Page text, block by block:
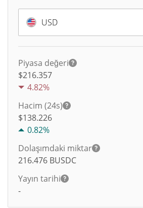
USD
Piyasa değeri
$216.357
4.82%
Hacim (24s)
$138.226
0.82%
Dolaşımdaki miktar
216.476 BUSDC
Yayın tarihi
-